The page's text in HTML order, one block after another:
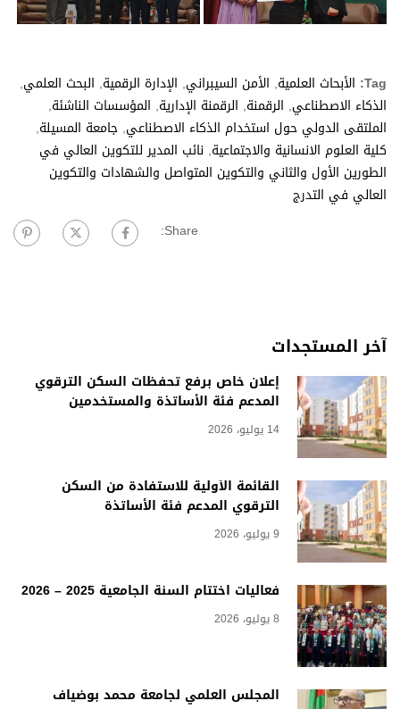
Tag: الأبحاث العلمية, الأمن السيبراني, الإدارة الرقمية, البحث العلمي,
الذكاء الاصطناعي, الرقمنة, الرقمنة الإدارية, المؤسسات الناشئة,
الملتقى الدولي حول استخدام الذكاء الاصطناعي, جامعة المسيلة,
كلية العلوم الانسانية والاجتماعية, نائب المدير للتكوين العالي في
الطورين الأول والثاني والتكوين المتواصل والشهادات والتكوين
العالي في التدرج
Share:
آخر المستجدات
إعلان خاص برفع تحفظات السكن الترقوي
المدعم فئة الأساتذة والمستخدمين
14 يوليو، 2026
القائمة الأولية للاستفادة من السكن
الترقوي المدعم فئة الأساتذة
9 يوليو، 2026
فعاليات اختتام السنة الجامعية 2025 – 2026
8 يوليو، 2026
المجلس العلمي لجامعة محمد بوضياف